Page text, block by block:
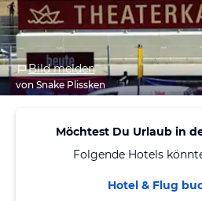
Bild melden
von Snake Plissken
Möchtest Du Urlaub in
Folgende Hotels
Hotel & Flug